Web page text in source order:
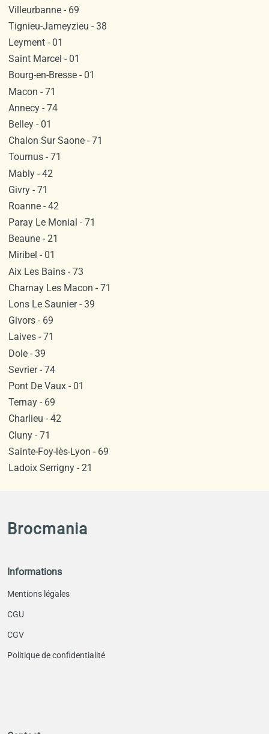
Villeurbanne - 69
Tignieu-Jameyzieu - 38
Leyment - 01
Saint Marcel - 01
Bourg-en-Bresse - 01
Macon - 71
Annecy - 74
Belley - 01
Chalon Sur Saone - 71
Tournus - 71
Mably - 42
Givry - 71
Roanne - 42
Paray Le Monial - 71
Beaune - 21
Miribel - 01
Aix Les Bains - 73
Charnay Les Macon - 71
Lons Le Saunier - 39
Givors - 69
Laives - 71
Dole - 39
Sevrier - 74
Pont De Vaux - 01
Ternay - 69
Charlieu - 42
Cluny - 71
Sainte-Foy-lès-Lyon - 69
Ladoix Serrigny - 21
Brocmania
Informations
Mentions légales
CGU
CGV
Politique de confidentialité